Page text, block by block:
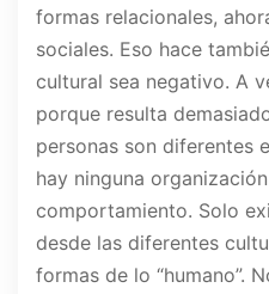
formas relacionales,
sociales. Eso hace
cultural sea negativo. A
porque resulta
personas son diferentes
hay ninguna
comportamiento. Solo
desde las diferentes
formas de lo “humano”.